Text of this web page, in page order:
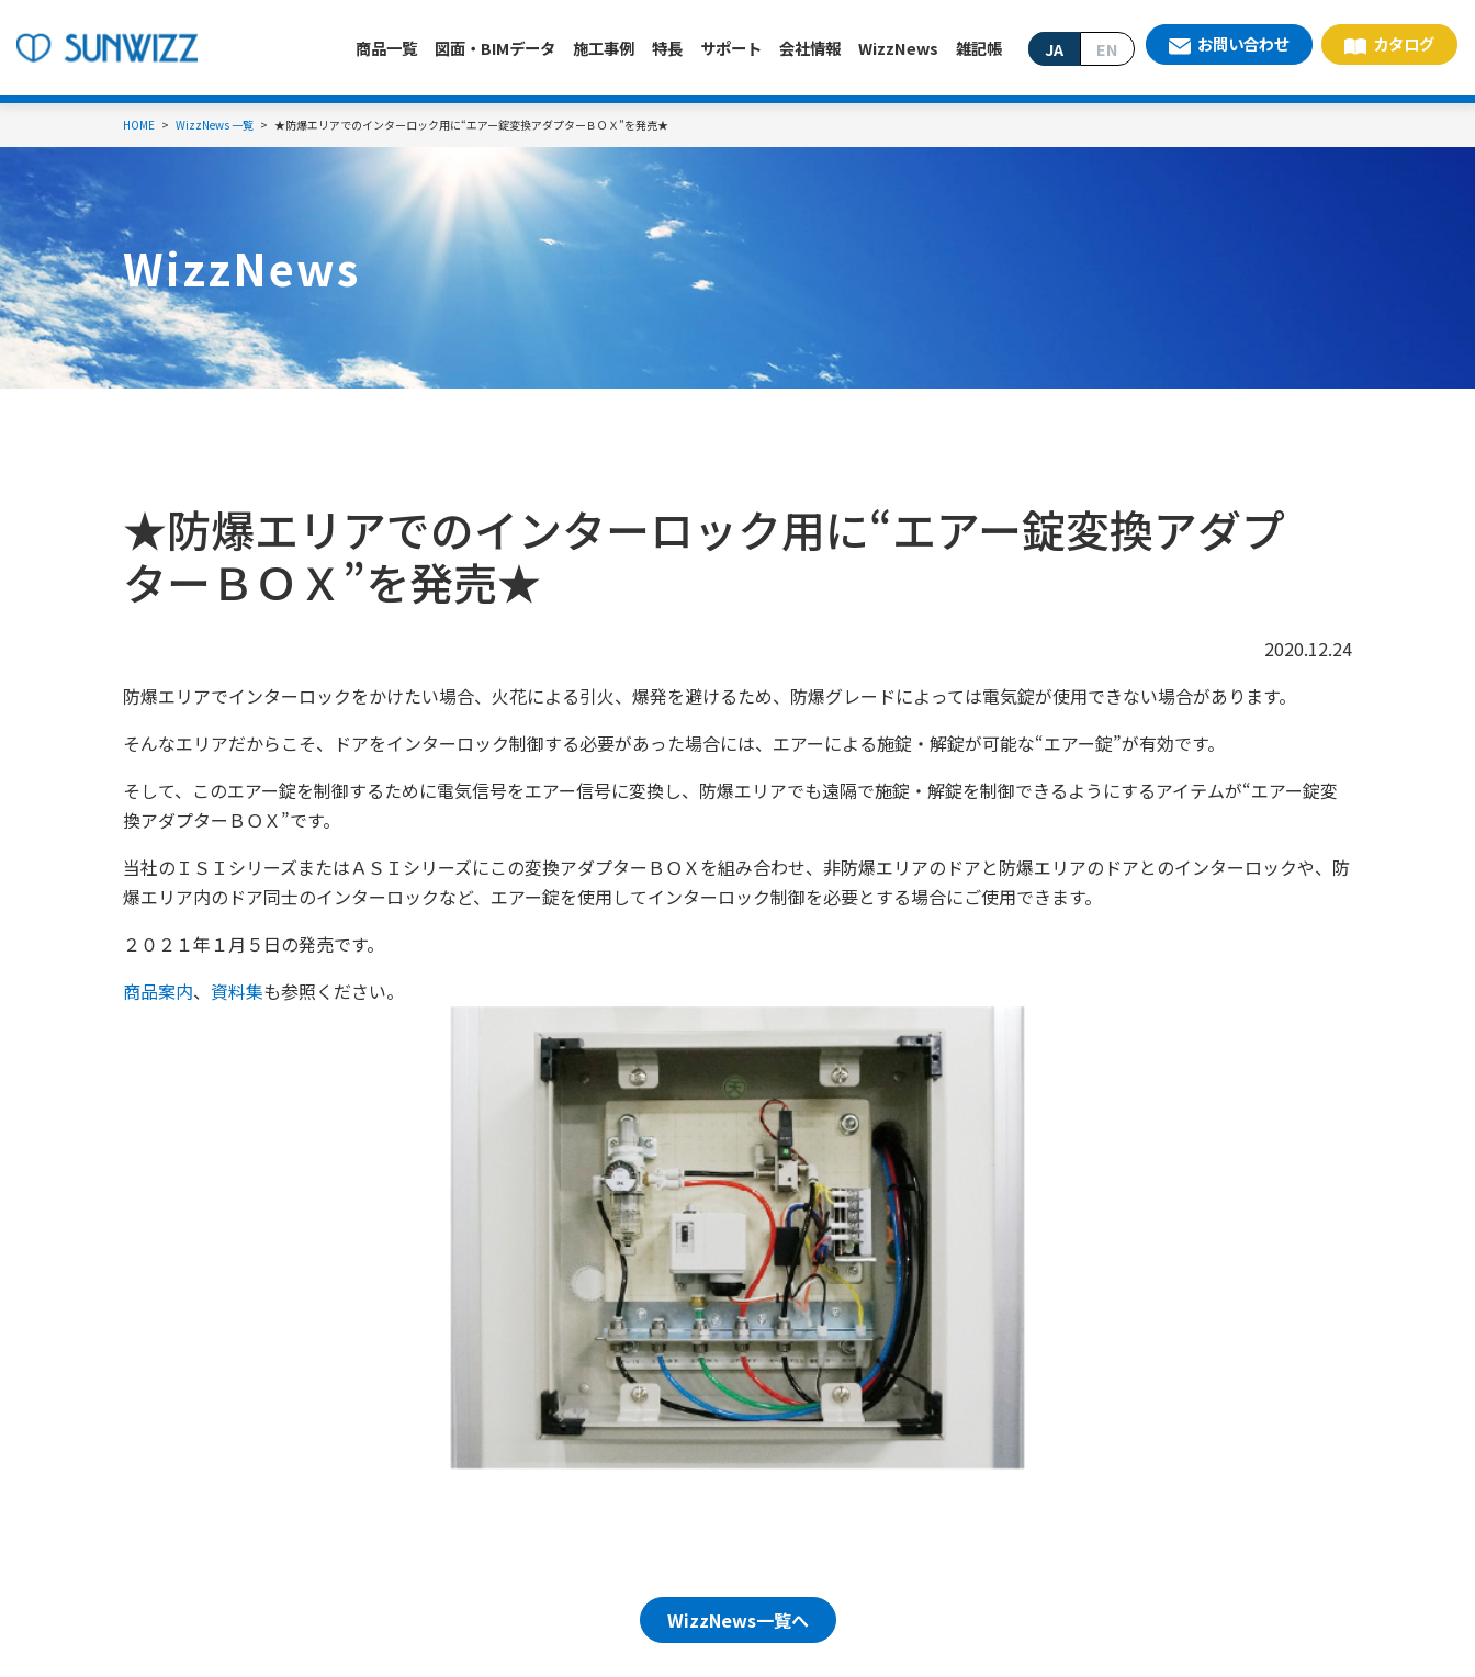
商品一覧 図面・BIMデータ 施工事例 特長 サポート 会社情報 WizzNews 雑記帳 JA EN お問い合わせ カタログ
HOME WizzNews 一覧 ★防爆エリアでのインターロック用に“エアー錠変換アダプターＢＯＸ”を発売★
WizzNews
★防爆エリアでのインターロック用に“エアー錠変換アダプ
ターＢＯＸ”を発売★
2020.12.24
防爆エリアでインターロックをかけたい場合、火花による引火、爆発を避けるため、防爆グレードによっては電気錠が使用できない場合があります。
そんなエリアだからこそ、ドアをインターロック制御する必要があった場合には、エアーによる施錠・解錠が可能な“エアー錠”が有効です。
そして、このエアー錠を制御するために電気信号をエアー信号に変換し、防爆エリアでも遠隔で施錠・解錠を制御できるようにするアイテムが“エアー錠変
換アダプターＢＯＸ”です。
当社のＩＳＩシリーズまたはＡＳＩシリーズにこの変換アダプターＢＯＸを組み合わせ、非防爆エリアのドアと防爆エリアのドアとのインターロックや、防
爆エリア内のドア同士のインターロックなど、エアー錠を使用してインターロック制御を必要とする場合にご使用できます。
２０２１年１月５日の発売です。
商品案内、 資料集も参照ください。
WizzNews一覧へ